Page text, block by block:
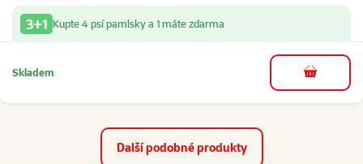
3+1 Kupte 4 psí pamlsky a 1 máte zdarma
Skladem do košíku
Další podobné produkty